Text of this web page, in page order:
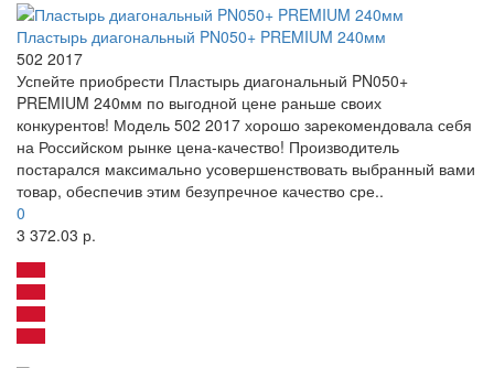
Пластырь диагональный PN050+ PREMIUM 240мм
502 2017
Успейте приобрести Пластырь диагональный PN050+
PREMIUM 240мм по выгодной цене раньше своих
конкурентов! Модель 502 2017 хорошо зарекомендовала себя
на Российском рынке цена-качество! Производитель
постарался максимально усовершенствовать выбранный вами
товар, обеспечив этим безупречное качество сре..
0
3 372.03 р.